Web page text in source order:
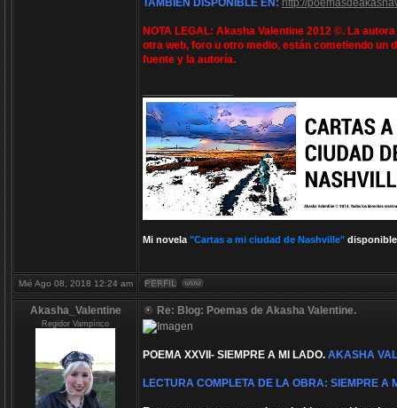
TAMBIÉN DISPONIBLE EN: http://
NOTA LEGAL: Akasha Valentine 2012 ©. La
otra web, foro u otro medio, están cometiendo un
fuente y la autoría.
Mi novela "Cartas a mi ciudad de Nashville" disponible
Mié Ago 08, 2018 12:24 am
Akasha_Valentine
Regidor Vampírico
Re: Blog: Poemas de Akasha Valentine.
POEMA XXVII- SIEMPRE A MI LADO. AKASHA
LECTURA COMPLETA DE LA OBRA: SIEMPRE A